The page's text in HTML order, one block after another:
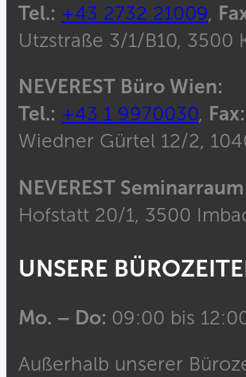
Tel.: +43 2732 21009,
Utzstraße 3/1/B10, 3500
NEVEREST Büro Wien:
Tel.: +43 1 9970030, Fax:
Wiedner Gürtel 12/2,
NEVEREST
Hofstatt 20/1, 3500
UNSERE
Mo. – Do: 09:00 bis
Außerhalb unserer